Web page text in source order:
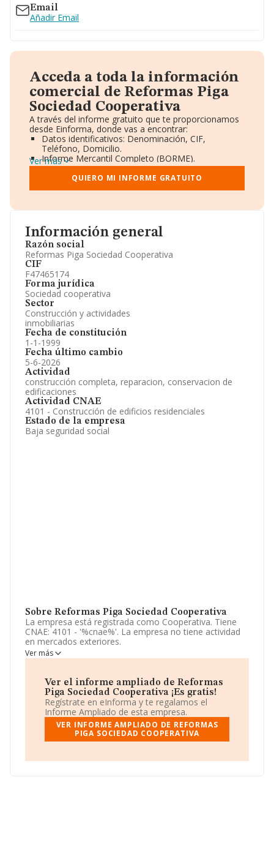
Información general
Razón social
Reformas Piga Sociedad Cooperativa
CIF
F47465174
Forma jurídica
Sociedad cooperativa
Sector
Construcción y actividades
inmobiliarias
Fecha de constitución
1-1-1999
Fecha último cambio
5-6-2026
Actividad
construcción completa, reparacion, conservacion de
edificaciones
Actividad CNAE
4101 - Construcción de edificios residenciales
Estado de la empresa
Baja seguridad social
Sobre Reformas Piga Sociedad Cooperativa
La empresa está registrada como Cooperativa. Tiene
CNAE: 4101 - '%cnae%'. La empresa no tiene actividad
en mercados exteriores.
Atendiendo a los datos disponibles en INFORMA, ese
La compañíaReformas Piga Sociedad Cooperativa
con número de identificación fiscal F47465174, está
situada en Calle Canovas Del Castillo núm. 4, (47002),
en el municipio de Valladolid, Castilla-león.
En base a la información de la que dispone INFORMA
asciende a 36.783 millones de euros y el promedio de la
Ver más
Ver el informe ampliado de Reformas
Piga Sociedad Cooperativa ¡Es gratis!
Regístrate en eInforma y te regalamos el
Informe Ampliado de esta empresa.
VER INFORME AMPLIADO DE REFORMAS
PIGA SOCIEDAD COOPERATIVA
Email
Añadir Email
Acceda a toda la información
comercial de Reformas Piga
Sociedad Cooperativa
A través del informe gratuito que te proporcionamos
desde Einforma, donde vas a encontrar:
Datos identificativos: Denominación, CIF,
Teléfono, Domicilio.
Informe Mercantil Completo (BORME).
Gráficos de Evolución Ventas y Empleados.
Consejo de Administración y Administradores.
Directivos y Ejecutivos.
Información oficial y registral complementaria.
Ver más
QUIERO MI INFORME GRATUITO